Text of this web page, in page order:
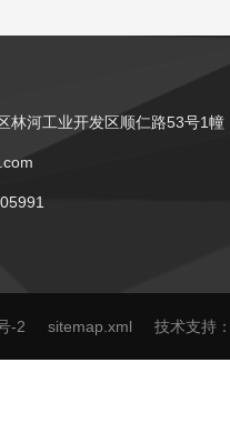
林河工业开发区顺仁路53号1幢
-2 sitemap.xml 技术支持：